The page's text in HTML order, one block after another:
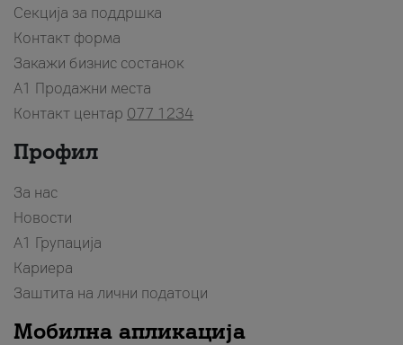
Секција за поддршка
Контакт форма
Закажи бизнис состанок
A1 Продажни места
Контакт центар 077 1234
Профил
За нас
Новости
А1 Групација
Кариера
Заштита на лични податоци
Мобилна апликација